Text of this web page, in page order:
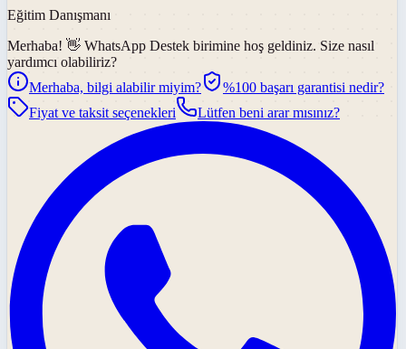
Eğitim Danışmanı
Merhaba! 👋 WhatsApp Destek birimine hoş geldiniz. Size nasıl
yardımcı olabiliriz?
Merhaba, bilgi alabilir miyim?
%100 başarı garantisi nedir?
Fiyat ve taksit seçenekleri
Lütfen beni arar mısınız?